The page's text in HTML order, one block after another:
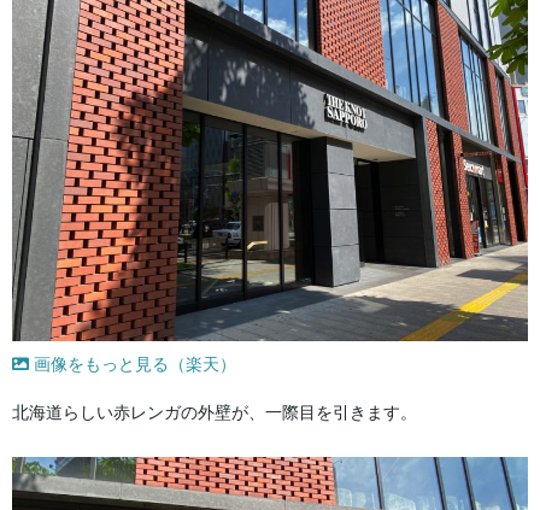
画像をもっと見る（楽天）
北海道らしい赤レンガの外壁が、一際目を引きます。